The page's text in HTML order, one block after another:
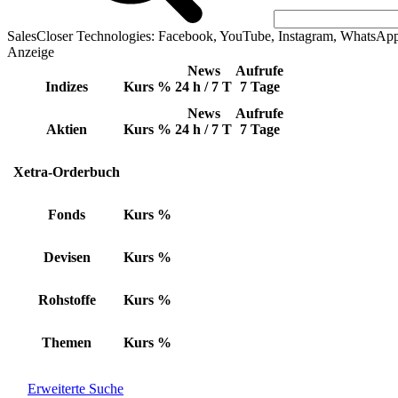
SalesCloser Technologies: Facebook, YouTube, Instagram,
Anzeige
Indizes Kurs %
News
24 h / 7 T
Aufrufe
7 Tage
Aktien Kurs %
News
24 h / 7 T
Aufrufe
7 Tage
Xetra-Orderbuch
Fonds Kurs %
Devisen Kurs %
Rohstoffe Kurs %
Themen Kurs %
Erweiterte Suche